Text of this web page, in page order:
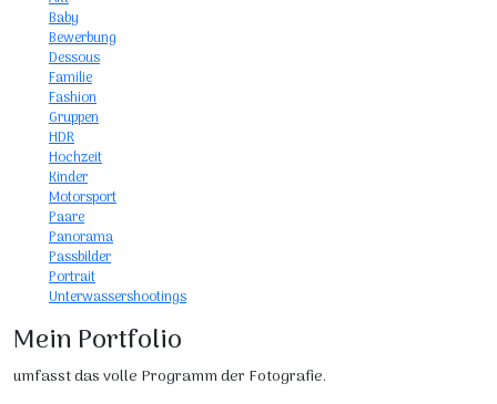
Baby
Bewerbung
Dessous
Familie
Fashion
Gruppen
HDR
Hochzeit
Kinder
Motorsport
Paare
Panorama
Passbilder
Portrait
Unterwassershootings
Mein Portfolio
umfasst das volle Programm der Fotografie.